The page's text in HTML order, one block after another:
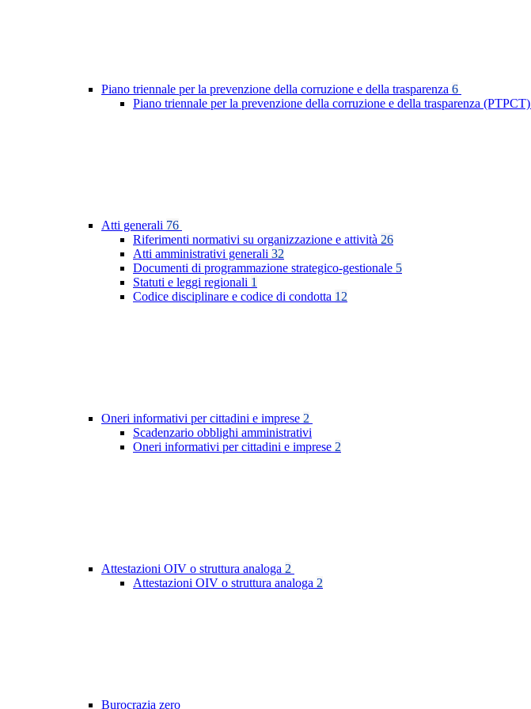
Piano triennale per la prevenzione della corruzione e della trasparenza 6
Piano triennale per la prevenzione della corruzione e della trasparenza (PTPCT)
Atti generali 76
Riferimenti normativi su organizzazione e attività 26
Atti amministrativi generali 32
Documenti di programmazione strategico-gestionale 5
Statuti e leggi regionali 1
Codice disciplinare e codice di condotta 12
Oneri informativi per cittadini e imprese 2
Scadenzario obblighi amministrativi
Oneri informativi per cittadini e imprese 2
Attestazioni OIV o struttura analoga 2
Attestazioni OIV o struttura analoga 2
Burocrazia zero